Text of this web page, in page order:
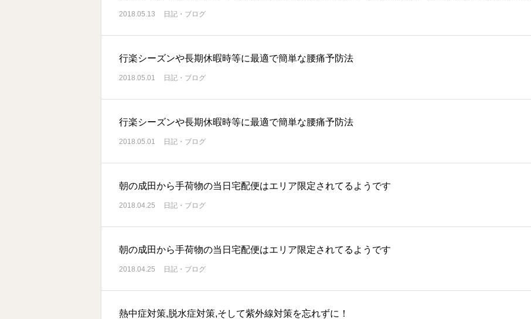
2018.05.13 日記・ブログ
行楽シーズンや長期休暇時等に最適で簡単な腰痛予防法
2018.05.01 日記・ブログ
行楽シーズンや長期休暇時等に最適で簡単な腰痛予防法
2018.05.01 日記・ブログ
朝の成田から手荷物の当日宅配便はエリア限定されてるようです
2018.04.25 日記・ブログ
朝の成田から手荷物の当日宅配便はエリア限定されてるようです
2018.04.25 日記・ブログ
熱中症対策,脱水症対策,そして紫外線対策を忘れずに！